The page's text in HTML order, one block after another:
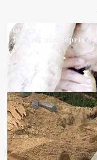
MARKED
Russisk mælkepris